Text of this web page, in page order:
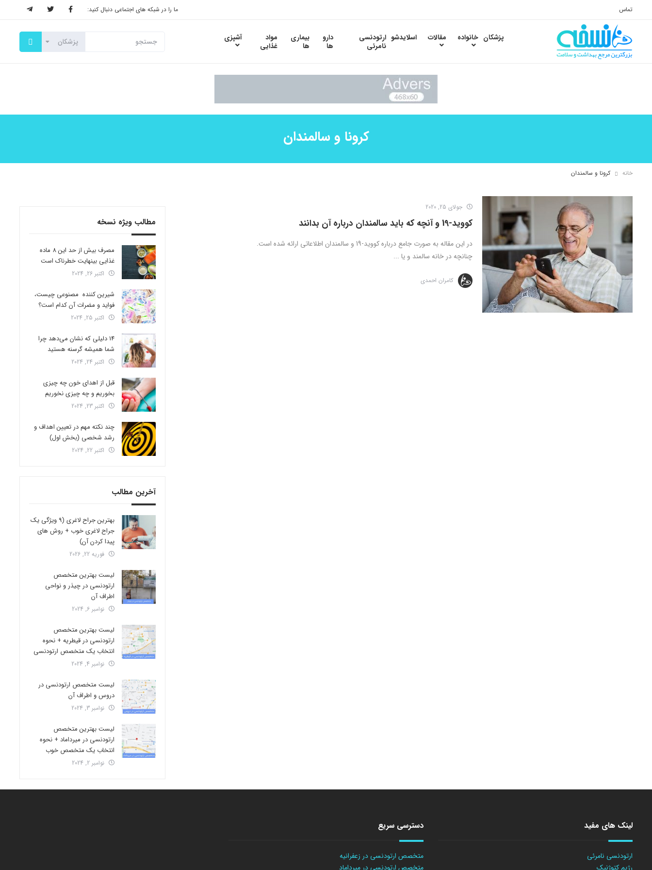
تماس ما را در شبکه های اجتماعی دنبال کنید:
پزشکان خانواده مقالات اسلایدشو ارتودنسی
نامرئی
دارو
ها
بیماری
ها
مواد
غذایی
آشپزی
کرونا و سالمندان
خانه کرونا و سالمندان
جولای 25, 2020
کووید-19 و آنچه که باید سالمندان درباره آن بدانند
در این مقاله به صورت جامع درباره کووید-19 و سالمندان اطلاعاتی ارائه شده است.
چنانچه در خانه سالمند و یا ...
کامران احمدی
مطالب ویژه نسخه
مصرف بیش از حد این 8 ماده
غذایی بینهایت خطرناک است
اکتبر 26, 2024
شیرین کننده مصنوعی چیست،
فواید و مضرات آن کدام است؟
اکتبر 25, 2024
14 دلیلی که نشان می‌دهد چرا
شما همیشه گرسنه هستید
اکتبر 24, 2024
قبل از اهدای خون چه چیزی
بخوریم و چه چیزی نخوریم
اکتبر 23, 2024
چند نکته مهم در تعیین اهداف و
رشد شخصی (بخش اول)
اکتبر 22, 2024
آخرین مطالب
بهترین جراح لاغری (9 ویژگی یک
جراح لاغری خوب + روش های
پیدا کردن آن)
فوریه 22, 2026
لیست بهترین متخصص
ارتودنسی در چیذر و نواحی
اطراف آن
نوامبر 6, 2024
لیست بهترین متخصص
ارتودنسی در قیطریه + نحوه
انتخاب یک متخصص ارتودنسی
نوامبر 4, 2024
لیست متخصص ارتودنسی در
دروس و اطراف آن
نوامبر 3, 2024
لیست بهترین متخصص
ارتودنسی در میرداماد + نحوه
انتخاب یک متخصص خوب
نوامبر 2, 2024
لینک های مفید
ارتودنسی نامرئی
رژیم کتوژنیک
دسترسی سریع
متخصص ارتودنسی در زعفرانیه
متخصص ارتودنسی در میرداماد